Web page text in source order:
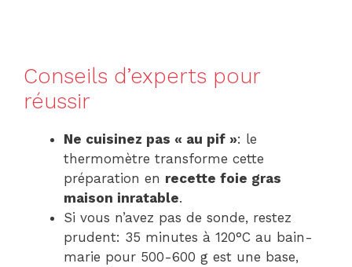
Conseils d’experts pour
réussir
Ne cuisinez pas « au pif »: le
thermomètre transforme cette
préparation en recette foie gras
maison inratable.
Si vous n’avez pas de sonde, restez
prudent: 35 minutes à 120°C au bain-
marie pour 500-600 g est une base,